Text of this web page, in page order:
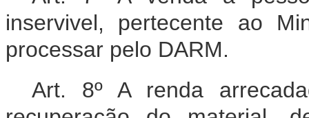
inservivel, pertecente ao
processar pelo DARM.
Art. 8º A renda